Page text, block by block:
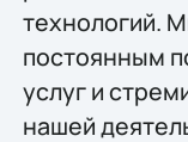
технологий.
постоянным
услуг и
нашей